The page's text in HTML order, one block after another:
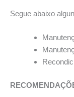
Segue abaixo